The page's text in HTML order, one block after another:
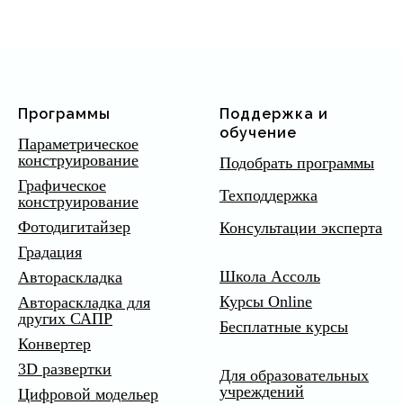
Программы
Параметрическое
конструирование
Графическое
конструирование
Фотодигитайзер
Градация
Автораскладка
Автораскладка для
других САПР
Конвертер
3D развертки
Цифровой модельер
Поддержка и
обучение
Подобрать программы
Техподдержка
Консультации эксперта
Школа Ассоль
Курсы Online
Бесплатные курсы
Для образовательных
учреждений